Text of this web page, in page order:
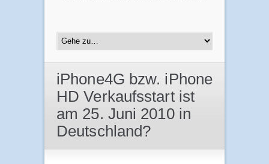
iPhone4G bzw. iPhone
HD Verkaufsstart ist
am 25. Juni 2010 in
Deutschland?